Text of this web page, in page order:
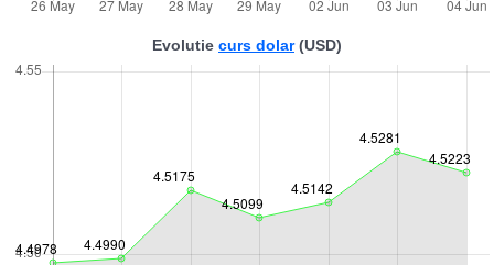
Evolutie curs dolar(USD)